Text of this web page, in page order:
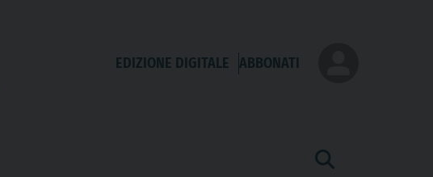
EDIZIONE DIGITALE ABBONATI